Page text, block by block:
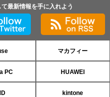
最新情報を手に入れよう
マカフィー
PC HUAWEI
kintone